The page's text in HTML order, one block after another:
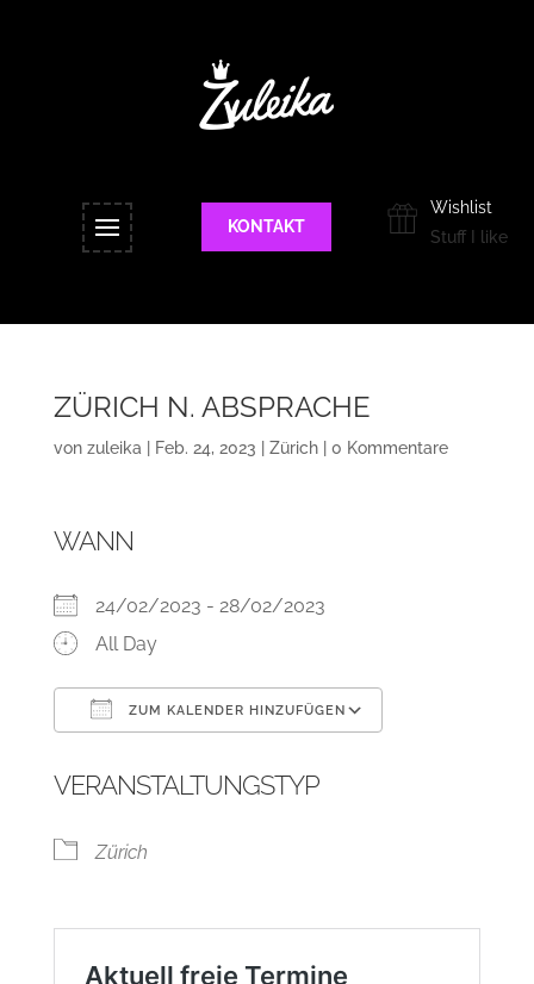
KONTAKT
Wishlist
Stuff I like
ZÜRICH N. ABSPRACHE
von zuleika Feb. 24, 2023 Zürich| 0 Kommentare
WANN
24/02/2023 - 28/02/2023
All Day
ZUM KALENDER HINZUFÜGEN
VERANSTALTUNGSTYP
Zürich